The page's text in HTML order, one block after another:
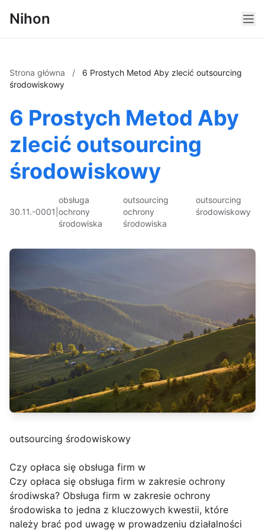
Nihon
Strona główna /
6 Prostych Metod Aby zlecić outsourcing
środowiskowy
6 Prostych Metod Aby
zlecić outsourcing
środowiskowy
30.11.-0001
obsługa
ochrony
środowiska
outsourcing
ochrony
środowiska
outsourcing
środowiskowy
outsourcing środowiskowy
Czy opłaca się obsługa firm w
Czy opłaca się obsługa firm w zakresie ochrony
środiwska? Obsługa firm w zakresie ochrony
środowiska to jedna z kluczowych kwestii, które
należy brać pod uwagę w prowadzeniu działalności